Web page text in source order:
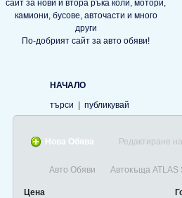
По-добрият сайт за авто обяви!
НАЧАЛО
търси
публикувай
Нова Обява Редактиране
Авто Обяви Автокъща ATLAS
Цена